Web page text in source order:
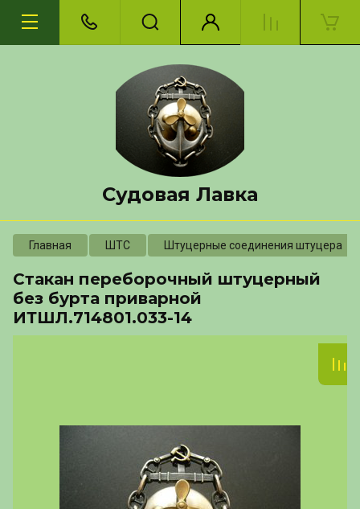
Судовая Лавка
Главная ШТС Штуцерные соединения штуцера
Стакан переборочный штуцерный
без бурта приварной
ИТШЛ.714801.033-14